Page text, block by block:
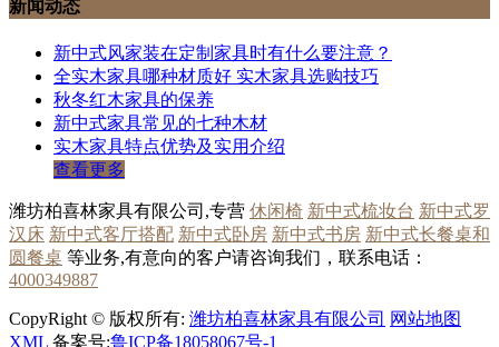
新闻动态
新中式风家装在定制家具时有什么要注意？
全实木家具哪种材质好 实木家具选购技巧
秋冬红木家具的保养
新中式家具常见的七种木材
实木家具特点优势及实用介绍
查看更多
潍坊柏喜林家具有限公司,专营 休闲椅 新中式梳妆台 新中式罗
汉床 新中式客厅搭配 新中式卧房 新中式书房 新中式长餐桌和
圆餐桌 等业务,有意向的客户请咨询我们，联系电话：
4000349887
CopyRight © 版权所有: 潍坊柏喜林家具有限公司 网站地图
XML 备案号:鲁ICP备18058067号-1